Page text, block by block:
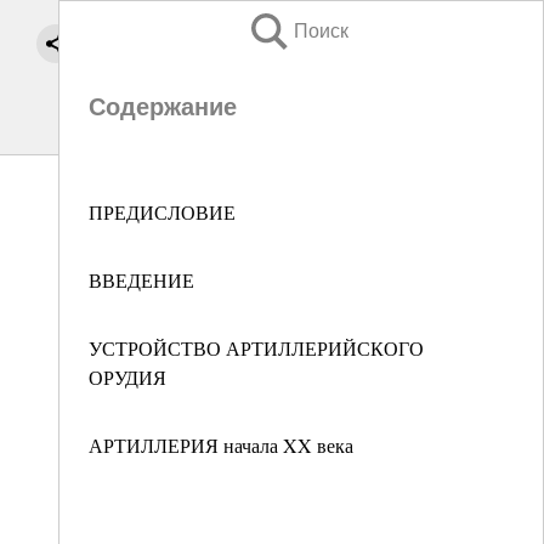
Поиск
Содержание
ПРЕДИСЛОВИЕ
ВВЕДЕНИЕ
УСТРОЙСТВО АРТИЛЛЕРИЙСКОГО
ОРУДИЯ
АРТИЛЛЕРИЯ начала XX века